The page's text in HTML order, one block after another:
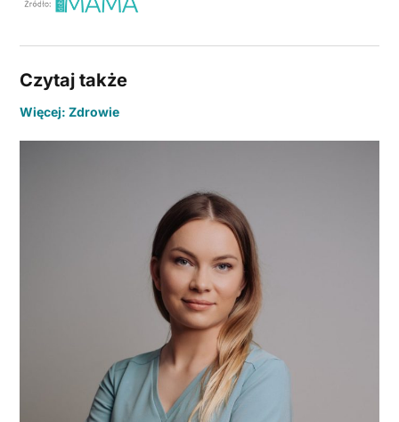
Czytaj także
Więcej: Zdrowie